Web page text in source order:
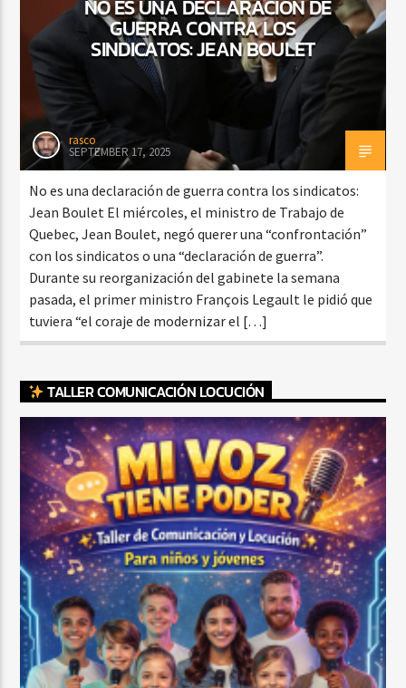
NO ES UNA DECLARACIÓN DE
GUERRA CONTRA LOS
SINDICATOS: JEAN BOULET
rasco
SEPTEMBER 17, 2025
No es una declaración de guerra contra los sindicatos:
Jean Boulet El miércoles, el ministro de Trabajo de
Quebec, Jean Boulet, negó querer una “confrontación”
con los sindicatos o una “declaración de guerra”.
Durante su reorganización del gabinete la semana
pasada, el primer ministro François Legault le pidió que
tuviera “el coraje de modernizar el […]
TALLER COMUNICACIÓN LOCUCIÓN